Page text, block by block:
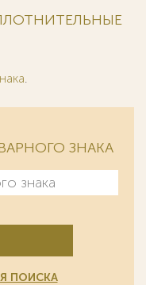
.
ЗНАКА
ПОИСКА